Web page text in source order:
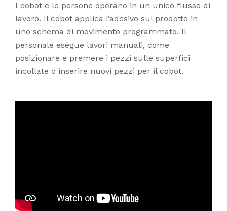
I cobot e le persone operano in un unico flusso di
lavoro. Il cobot applica l’adesivo sul prodotto in
uno schema di movimento programmato. Il
personale esegue lavori manuali, come
posizionare e premere i pezzi sulle superfici
incollate o inserire nuovi pezzi per il cobot.